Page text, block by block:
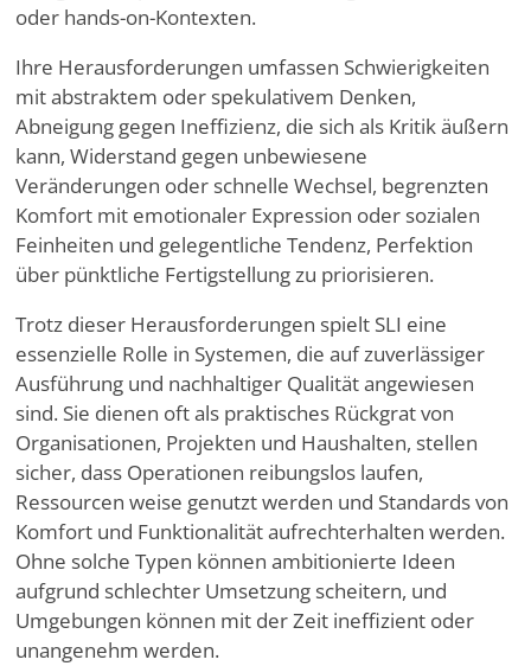
oder hands-on-Kontexten.
Ihre Herausforderungen umfassen Schwierigkeiten
mit abstraktem oder spekulativem Denken,
Abneigung gegen Ineffizienz, die sich als Kritik äußern
kann, Widerstand gegen unbewiesene
Veränderungen oder schnelle Wechsel, begrenzten
Komfort mit emotionaler Expression oder sozialen
Feinheiten und gelegentliche Tendenz, Perfektion
über pünktliche Fertigstellung zu priorisieren.
Trotz dieser Herausforderungen spielt SLI eine
essenzielle Rolle in Systemen, die auf zuverlässiger
Ausführung und nachhaltiger Qualität angewiesen
sind. Sie dienen oft als praktisches Rückgrat von
Organisationen, Projekten und Haushalten, stellen
sicher, dass Operationen reibungslos laufen,
Ressourcen weise genutzt werden und Standards von
Komfort und Funktionalität aufrechterhalten werden.
Ohne solche Typen können ambitionierte Ideen
aufgrund schlechter Umsetzung scheitern, und
Umgebungen können mit der Zeit ineffizient oder
unangenehm werden.